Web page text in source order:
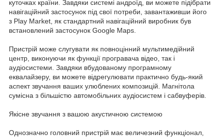
куточках країни. Завдяки системі андроїд, ви можете підібрати
навігаційний застосунок під свої потреби, завантаживши його
з Play Market, як стандартний навігаційний виробник був
встановлений застосунок Google Maps.
Пристрій може слугувати як повноцінний мультимедійний
центр, виконуючи як функції програвача відео, так і
аудіосистеми. Завдяки вбудованому програмному
еквалайзеру, ви можете відрегулювати практично будь-який
аспект звучання ваших улюблених композицій. Магнітола
сумісна з більшістю автомобільних аудіосистем і сабвуферів.
Якісне звучання з вашою акустичною системою
Однозначно головний пристрій має величезний функціонал,